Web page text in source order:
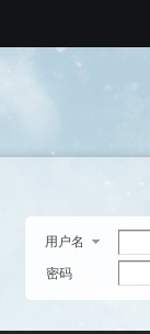
用户名
密码